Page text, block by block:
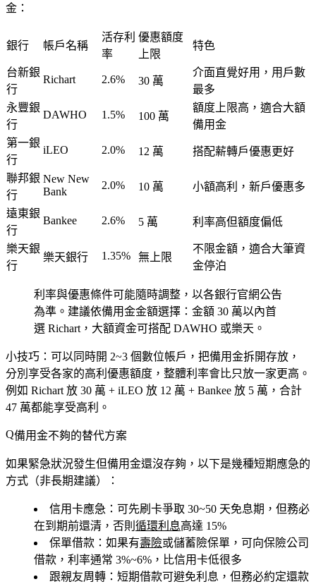
金：
銀行 帳戶名稱
活存利
率
優惠額度
上限
特色
台新銀
行
Richart 2.6% 30 萬
介面直覺好用，用戶數
最多
永豐銀
行
DAWHO 1.5% 100 萬
額度上限高，適合大額
備用金
第一銀
行
iLEO 2.0% 12 萬 搭配薪轉戶優惠更好
聯邦銀
行
New New
Bank
2.0% 10 萬 小額高利，新戶優惠多
遠東銀
行
Bankee 2.6% 5 萬 利率高但額度偏低
樂天銀
行
樂天銀行 1.35% 無上限
不限金額，適合大筆資
金停泊
利率與優惠條件可能隨時調整，以各銀行官網公告
為準。建議依備用金金額選擇：金額 30 萬以內首
選 Richart，大額資金可搭配 DAWHO 或樂天。
小技巧 ：可以同時開 2~3 個數位帳戶，把備用金拆開存放，
分別享受各家的高利優惠額度，整體利率會比只放一家更高。
例如 Richart 放 30 萬 + iLEO 放 12 萬 + Bankee 放 5 萬，合計
47 萬都能享受高利。
備用金不夠的替代方案
如果緊急狀況發生但備用金還沒存夠，以下是幾種短期應急的
方式（非長期建議）：
信用卡應急 ：可先刷卡爭取 30~50 天免息期，但務必
在到期前還清，否則 循環利息高達 15%
保單借款 ：如果有壽險或儲蓄險保單，可向保險公司
借款，利率通常 3%~6%，比信用卡低很多
跟親友周轉 ：短期借款可避免利息，但務必約定還款